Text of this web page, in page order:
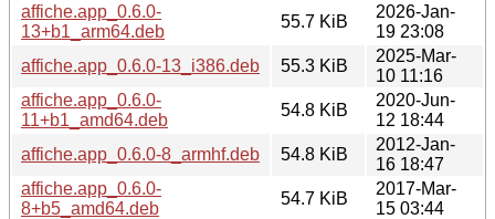
affiche.app_0.6.0-
13+b1_arm64.deb
55.7 KiB
2026-Jan-
19 23:08
affiche.app_0.6.0-13_i386.deb
55.3 KiB
2025-Mar-
10 11:16
affiche.app_0.6.0-
11+b1_amd64.deb
54.8 KiB
2020-Jun-
12 18:44
affiche.app_0.6.0-8_armhf.deb
54.8 KiB
2012-Jan-
16 18:47
affiche.app_0.6.0-
8+b5_amd64.deb
54.7 KiB
2017-Mar-
15 03:44